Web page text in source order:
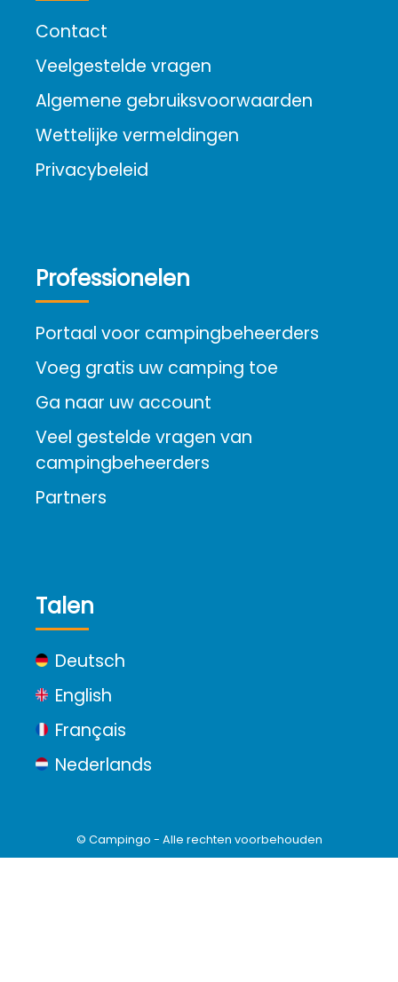
Contact
Veelgestelde vragen
Algemene gebruiksvoorwaarden
Wettelijke vermeldingen
Privacybeleid
Professionelen
Portaal voor campingbeheerders
Voeg gratis uw camping toe
Ga naar uw account
Veel gestelde vragen van
campingbeheerders
Partners
Talen
Deutsch
English
Français
Nederlands
© Campingo - Alle rechten voorbehouden